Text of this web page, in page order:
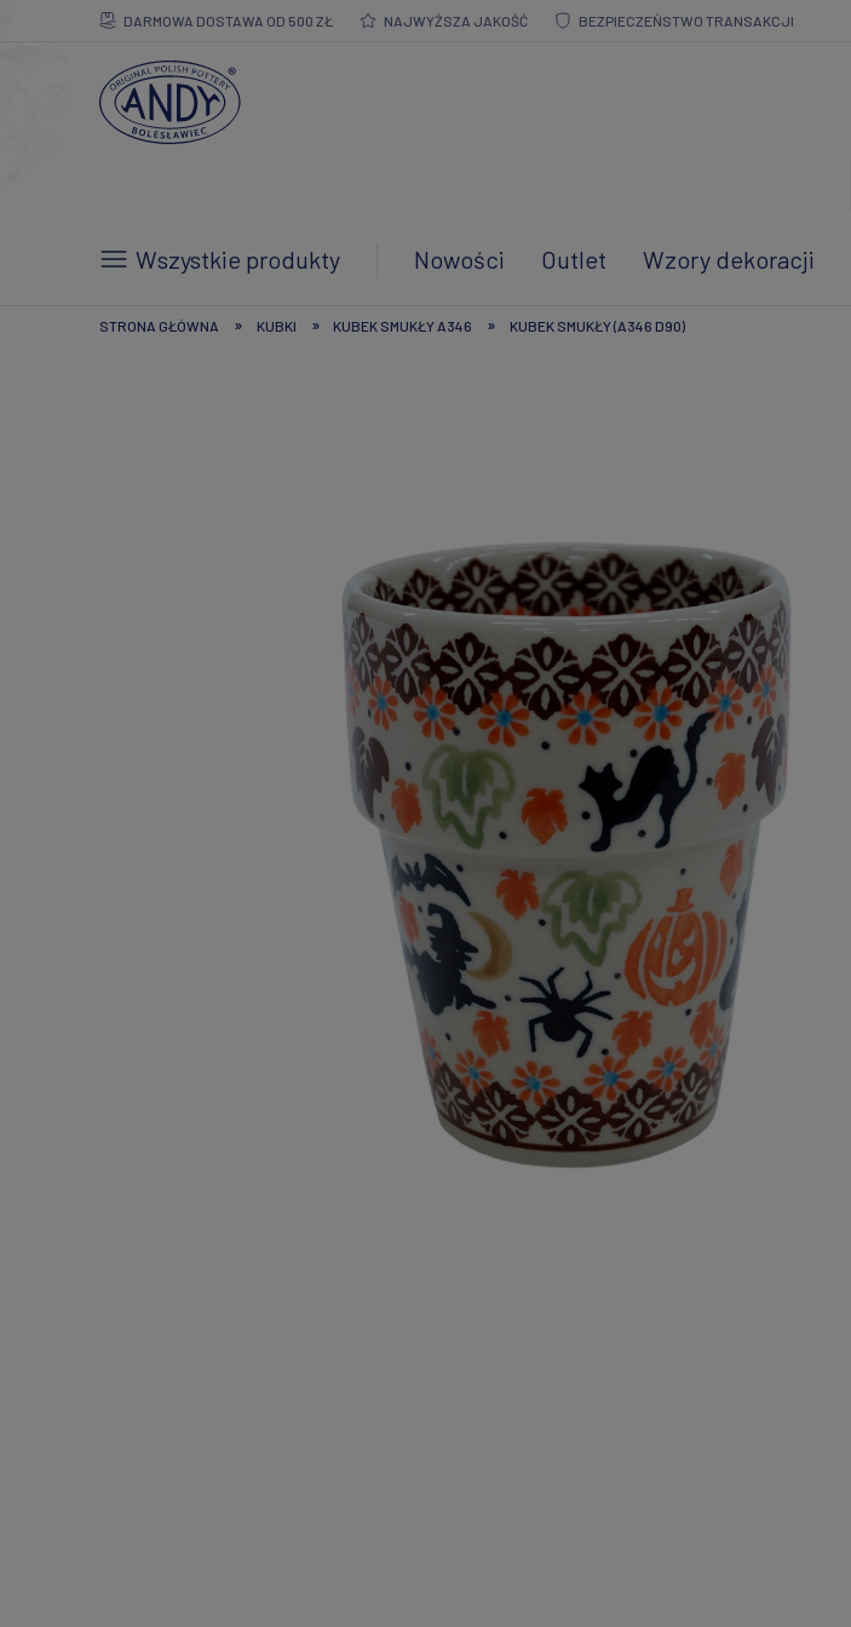
DARMOWA DOSTAWA OD 500 ZŁ NAJWYŻSZA JAKOŚĆ BEZPIECZEŃSTWO TRANSAKCJI
Wszystkie produkty Nowości Outlet Wzory dekoracji
STRONA GŁÓWNA » KUBKI » KUBEK SMUKŁY A346 » KUBEK SMUKŁY (A346 D90)